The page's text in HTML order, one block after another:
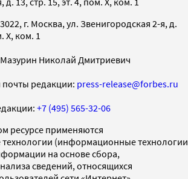
г. Москва, ул. Звенигородская 2-я, д.
X, ком. 1
Николай Дмитриевич
редакции: press-release@forbes.ru
+7 (495) 565-32-06
ресурсе применяются
(информационные технологии
на основе сбора,
сведений, относящихся